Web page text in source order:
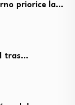
priorice la…
tras…